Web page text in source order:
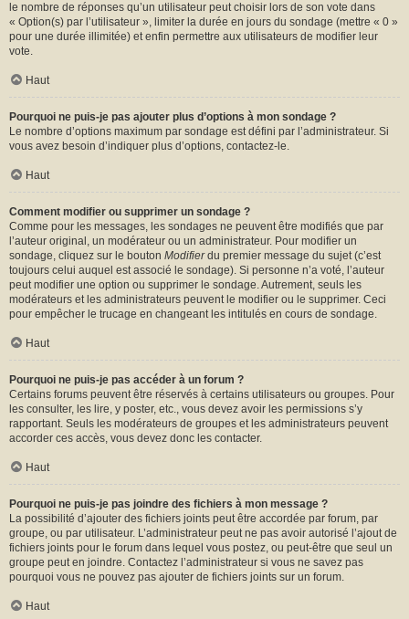
le nombre de réponses qu’un utilisateur peut choisir lors de son vote dans
« Option(s) par l’utilisateur », limiter la durée en jours du sondage (mettre « 0 »
pour une durée illimitée) et enfin permettre aux utilisateurs de modifier leur
vote.
Haut
Pourquoi ne puis-je pas ajouter plus d’options à mon sondage ?
Le nombre d’options maximum par sondage est défini par l’administrateur. Si
vous avez besoin d’indiquer plus d’options, contactez-le.
Haut
Comment modifier ou supprimer un sondage ?
Comme pour les messages, les sondages ne peuvent être modifiés que par
l’auteur original, un modérateur ou un administrateur. Pour modifier un
sondage, cliquez sur le bouton Modifierdu premier message du sujet (c’est
toujours celui auquel est associé le sondage). Si personne n’a voté, l’auteur
peut modifier une option ou supprimer le sondage. Autrement, seuls les
modérateurs et les administrateurs peuvent le modifier ou le supprimer. Ceci
pour empêcher le trucage en changeant les intitulés en cours de sondage.
Haut
Pourquoi ne puis-je pas accéder à un forum ?
Certains forums peuvent être réservés à certains utilisateurs ou groupes. Pour
les consulter, les lire, y poster, etc., vous devez avoir les permissions s’y
rapportant. Seuls les modérateurs de groupes et les administrateurs peuvent
accorder ces accès, vous devez donc les contacter.
Haut
Pourquoi ne puis-je pas joindre des fichiers à mon message ?
La possibilité d’ajouter des fichiers joints peut être accordée par forum, par
groupe, ou par utilisateur. L’administrateur peut ne pas avoir autorisé l’ajout de
fichiers joints pour le forum dans lequel vous postez, ou peut-être que seul un
groupe peut en joindre. Contactez l’administrateur si vous ne savez pas
pourquoi vous ne pouvez pas ajouter de fichiers joints sur un forum.
Haut